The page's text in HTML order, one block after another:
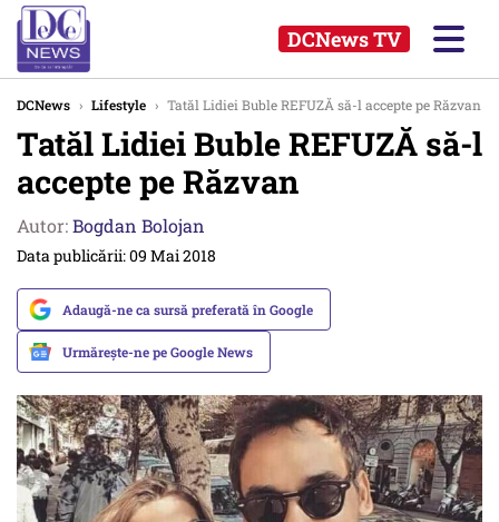
DCNews TV
DCNews › Lifestyle › Tatăl Lidiei Buble REFUZĂ să-l accepte pe Răzvan
Tatăl Lidiei Buble REFUZĂ să-l
accepte pe Răzvan
Autor:Bogdan Bolojan
Data publicării: 09 Mai 2018
Adaugă-ne ca sursă preferată în Google
Urmărește-ne pe Google News